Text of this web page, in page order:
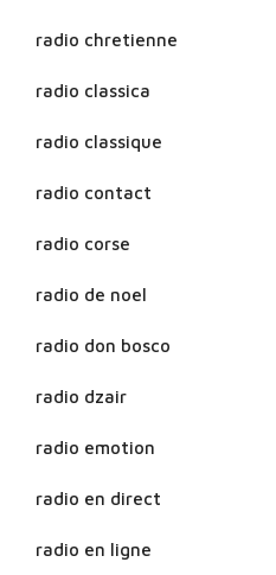
radio chretienne
radio classica
radio classique
radio contact
radio corse
radio de noel
radio don bosco
radio dzair
radio emotion
radio en direct
radio en ligne